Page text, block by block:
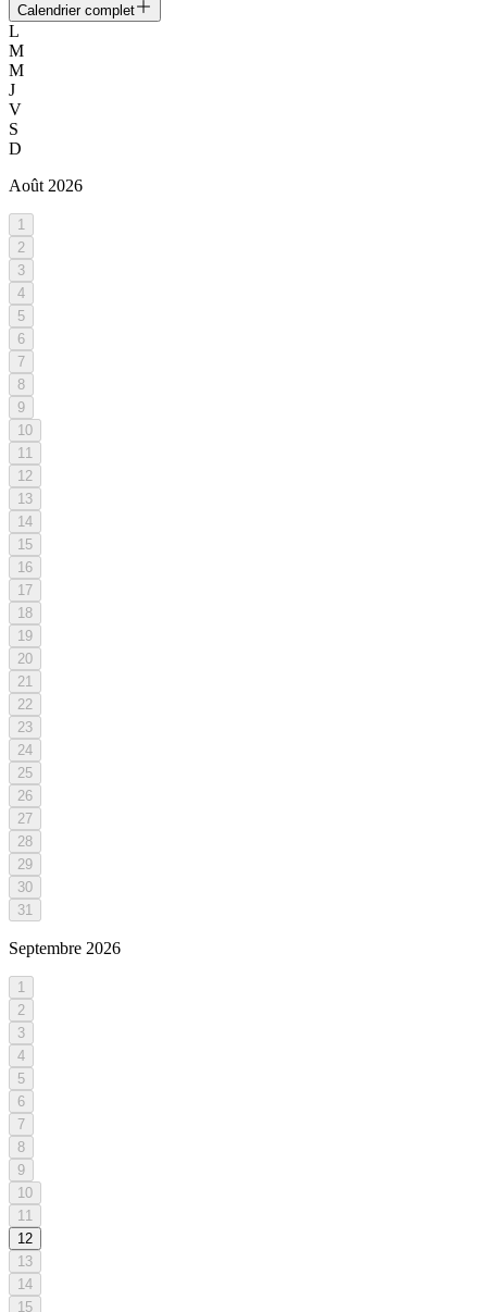
Calendrier complet
L
M
M
J
V
S
D
Août 2026
1
2
3
4
5
6
7
8
9
10
11
12
13
14
15
16
17
18
19
20
21
22
23
24
25
26
27
28
29
30
31
Septembre 2026
1
2
3
4
5
6
7
8
9
10
11
12
13
14
15